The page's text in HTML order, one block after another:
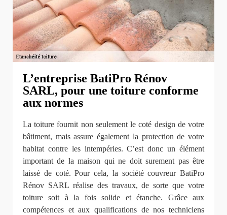
L’entreprise BatiPro Rénov
SARL, pour une toiture conforme
aux normes
La toiture fournit non seulement le coté design de votre
bâtiment, mais assure également la protection de votre
habitat contre les intempéries. C’est donc un élément
important de la maison qui ne doit surement pas être
laissé de coté. Pour cela, la société couvreur BatiPro
Rénov SARL réalise des travaux, de sorte que votre
toiture soit à la fois solide et étanche. Grâce aux
compétences et aux qualifications de nos techniciens